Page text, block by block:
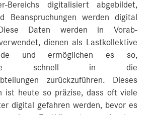
Bereichs digitalisiert abgebildet,
Beanspruchungen werden digital
Daten werden in Vorab-
dienen als Lastkollektive
und ermöglichen es so,
schnell in die
zurückzuführen. Dieses
ist heute so präzise, dass oft viele
digital gefahren werden, bevor es